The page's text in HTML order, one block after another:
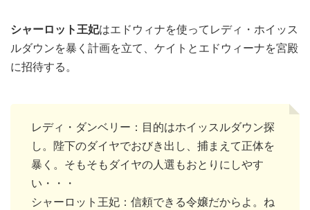
シャーロット王妃はエドウィナを使ってレディ・ホイッス
ルダウンを暴く計画を立て、ケイトとエドウィーナを宮殿
に招待する。
レディ・ダンベリー：目的はホイッスルダウン探
し。陛下のダイヤでおびき出し、捕まえて正体を
暴く。そもそもダイヤの人選もおとりにしやす
い・・・
シャーロット王妃：信頼できる令嬢だからよ。ね